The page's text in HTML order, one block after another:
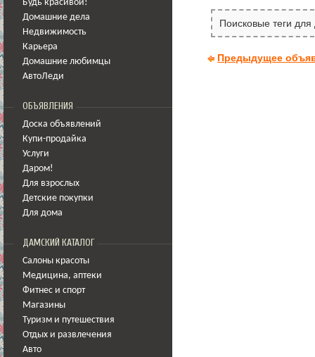
Будь красивой!
Домашние дела
Недвижимость
Карьера
Домашние любимцы
АвтоЛеди
ОБЪЯВЛЕНИЯ
Доска объявлений
Купи-продайка
Услуги
Даром!
Для взрослых
Детские покупки
Для дома
ДАМСКИЙ КАТАЛОГ
Салоны красоты
Медицина, аптеки
Фитнес и спорт
Магазины
Туризм и путешествия
Отдых и развлечения
Авто
Поисковые теги
Предыдущее